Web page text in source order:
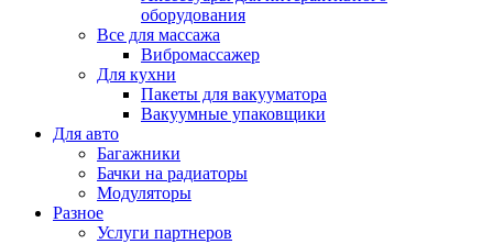
оборудования
Все для массажа
Вибромассажер
Для кухни
Пакеты для вакууматора
Вакуумные упаковщики
Для авто
Багажники
Бачки на радиаторы
Модуляторы
Разное
Услуги партнеров